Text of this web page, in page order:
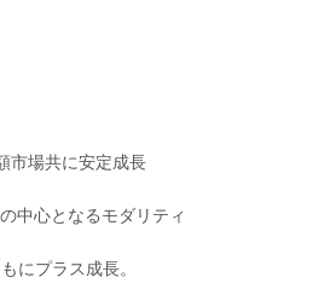
場共に安定成長
中心となるモダリティ
プラス成長。